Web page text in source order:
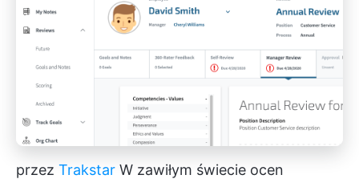
przez Trakstar W zawiłym świecie ocen